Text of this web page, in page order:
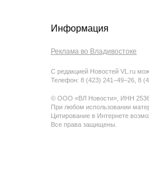
Информация
Реклама во Владивостоке
С редакцией Новостей VL.ru
Телефон: 8 (423) 241−49−26, 8
© ООО «ВЛ Новости», ИНН
При любом использовании
Цитирование в Интернете
Все права защищены.